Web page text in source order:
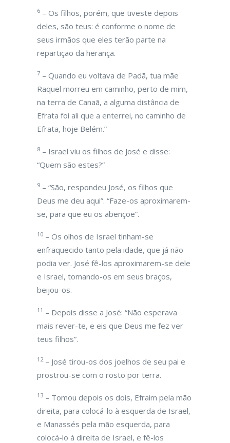
6 – Os filhos, porém, que tiveste depois
deles, são teus: é conforme o nome de
seus irmãos que eles terão parte na
repartição da herança.
7 – Quando eu voltava de Padã, tua mãe
Raquel morreu em caminho, perto de mim,
na terra de Canaã, a alguma distância de
Efrata foi ali que a enterrei, no caminho de
Efrata, hoje Belém.”
8 – Israel viu os filhos de José e disse:
“Quem são estes?”
9 – “São, respondeu José, os filhos que
Deus me deu aqui”. “Faze-os aproximarem-
se, para que eu os abençoe”.
10 – Os olhos de Israel tinham-se
enfraquecido tanto pela idade, que já não
podia ver. José fê-los aproximarem-se dele
e Israel, tomando-os em seus braços,
beijou-os.
11 – Depois disse a José: “Não esperava
mais rever-te, e eis que Deus me fez ver
teus filhos”.
12– José tirou-os dos joelhos de seu pai e
prostrou-se com o rosto por terra.
13 – Tomou depois os dois, Efraim pela mão
direita, para colocá-lo à esquerda de Israel,
e Manassés pela mão esquerda, para
colocá-lo à direita de Israel, e fê-los